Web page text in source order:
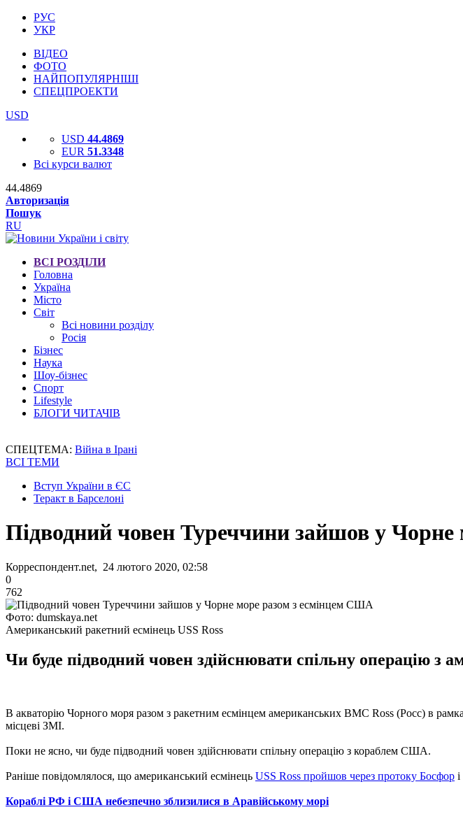
РУС
УКР
ВІДЕО
ФОТО
НАЙПОПУЛЯРНІШІ
СПЕЦПРОЕКТИ
USD
USD 44.4869
EUR 51.3348
Всі курси валют
44.4869
Авторизація
Пошук
RU
ВСІ РОЗДІЛИ
Головна
Україна
Місто
Світ
Всі новини розділу
Росія
Бізнес
Наука
Шоу-бізнес
Спорт
Lifestyle
БЛОГИ ЧИТАЧІВ
СПЕЦТЕМА: Війна в Ірані
ВСІ ТЕМИ
Вступ України в ЄС
Теракт в Барселоні
Підводний човен Туреччини зайшов у
Корреспондент.net, 24 лютого 2020, 02:58
0
762
Фото: dumskaya.net
Американський ракетний есмінець USS Ross
Чи буде підводний човен здійснювати спільну операцію з
В акваторію Чорного моря разом з ракетним есмінцем американських ВМС Ross (Росс) в
місцеві ЗМІ.
Поки не ясно, чи буде підводний човен здійснювати спільну операцію з кораблем США.
Раніше повідомлялося, що американський есмінець USS Ross пройшов через протоку Босфор
Кораблі РФ і США небезпечно зблизилися в Аравійському морі